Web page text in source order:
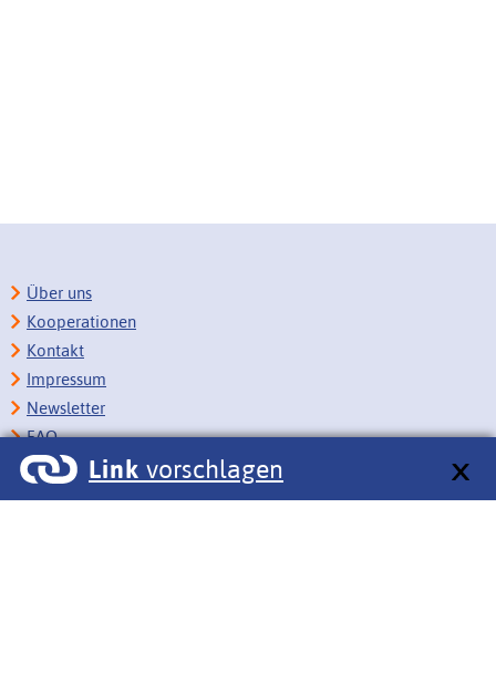
Link vorschlagen
Über uns
Kooperationen
Kontakt
Impressum
Newsletter
FAQ
Copyright